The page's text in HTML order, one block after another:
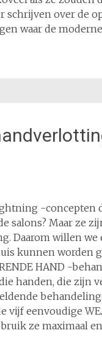
schrijven over de
waar de
-concepten
salons? Maar ze
Daarom willen
kunnen worden
HAND -
handen, die zijn
vijf eenvoudige
ze maximaal